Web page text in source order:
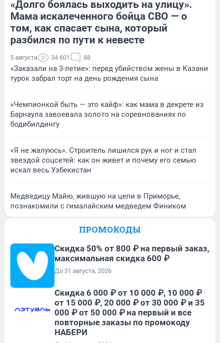
«Долго боялась выходить на улицу».
Мама искалеченного бойца СВО — о
том, как спасает сына, который
разбился по пути к невесте
5 августа 34 601 88
«Заказали на 3-летие»: перед убийством жены в Казани
турок забрал торт на день рождения сына
«Чемпионкой быть — это кайф»: как мама в декрете из
Барнаула завоевала золото на соревнованиях по
бодибилдингу
«Я не жалуюсь». Строитель лишился рук и ног и стал
звездой соцсетей: как он живет и почему его семью
искал весь Узбекистан
Медведицу Майю, жившую на цепи в Приморье,
познакомили с гималайским медведем Фиником
ПРОМОКОДЫ
Скидка 50% от 800 ₽ на первый заказ,
максимальная скидка 600 ₽
До 31 августа, 2026
Скидка 6 000 ₽ от 10 000 ₽, 10 000 ₽
от 15 000 ₽, 20 000 ₽ от 30 000 ₽ и 35
000 ₽ от 50 000 ₽ на первый и все
повторные заказы по промокоду
НАБЕРИ